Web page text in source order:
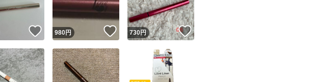
いいね！
980円 いいね！
730円 いいね！